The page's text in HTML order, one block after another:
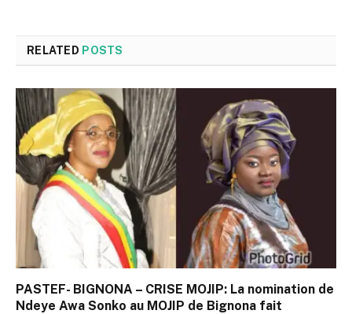
RELATED POSTS
PASTEF- BIGNONA – CRISE MOJIP: La nomination de
Ndeye Awa Sonko au MOJIP de Bignona fait